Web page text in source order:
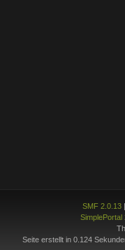
SMF 2.0.13|
SimplePortal
Seite erstellt in 0.124